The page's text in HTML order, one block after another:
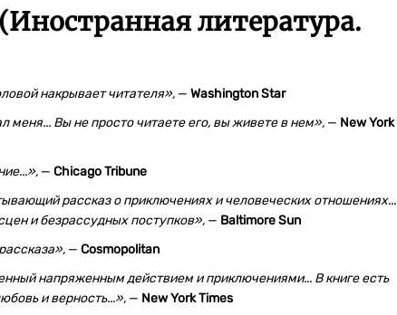
литература.
накрывает читателя», — Washington Star
меня... Вы не просто читаете его, вы живете в нем», — New York
— Chicago Tribune
рассказ о приключениях и человеческих отношениях...
и безрассудных поступков», — Baltimore Sun
— Cosmopolitan
напряженным действием и приключениями... В книге есть
и верность...», — New York Times